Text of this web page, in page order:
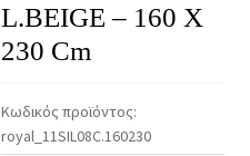
L.BEIGE – 160 X
230 Cm
Κωδικός προϊόντος:
royal_11SIL08C.160230